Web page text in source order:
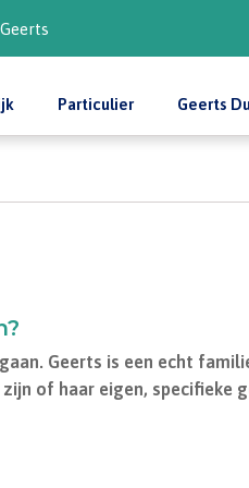
Particulier Geerts
Geerts is een echt
of haar eigen, specifieke